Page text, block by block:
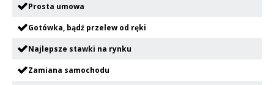
Prosta umowa
Gotówka, bądź przelew od ręki
Najlepsze stawki na rynku
Zamiana samochodu